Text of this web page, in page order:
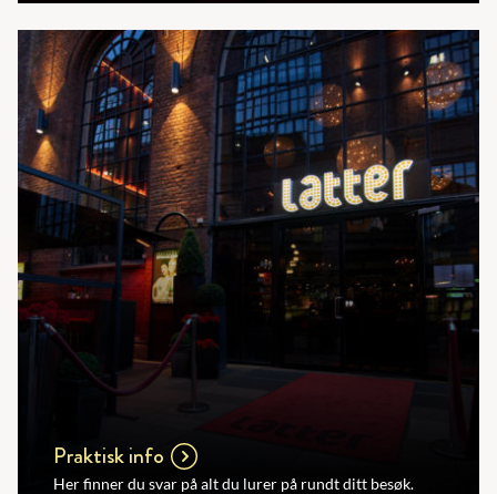
Praktisk info
Her finner du svar på alt du lurer på rundt ditt besøk.